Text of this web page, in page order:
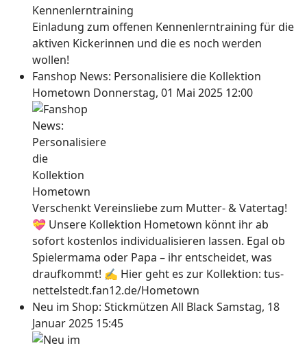
Einladung zum offenen Kennenlerntraining für die
aktiven Kickerinnen und die es noch werden
wollen!
Fanshop News: Personalisiere die Kollektion
Hometown Donnerstag, 01 Mai 2025 12:00
Verschenkt Vereinsliebe zum Mutter- & Vatertag!
💝 Unsere Kollektion Hometown könnt ihr ab
sofort kostenlos individualisieren lassen. Egal ob
Spielermama oder Papa – ihr entscheidet, was
draufkommt! ✍ Hier geht es zur Kollektion: tus-
nettelstedt.fan12.de/Hometown
Neu im Shop: Stickmützen All BlackSamstag, 18
Januar 2025 15:45